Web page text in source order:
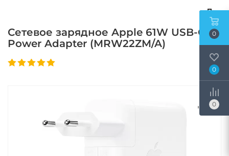
Сетевое зарядное Apple 61W USB-C
Power Adapter (MRW22ZM/A)
0
0
0